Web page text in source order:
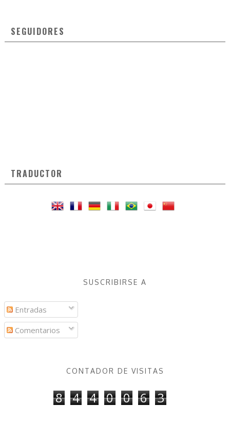
SEGUIDORES
TRADUCTOR
SUSCRIBIRSE A
Entradas
Comentarios
CONTADOR DE VISITAS
8 4 4 0 0 6 3